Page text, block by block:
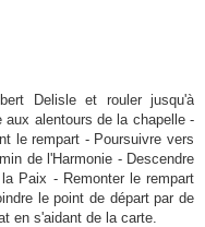
Delisle et rouler jusqu'à
aux alentours de la chapelle -
le rempart - Poursuivre vers
de l'Harmonie - Descendre
Paix - Remonter le rempart
le point de départ par de
en s'aidant de la carte.